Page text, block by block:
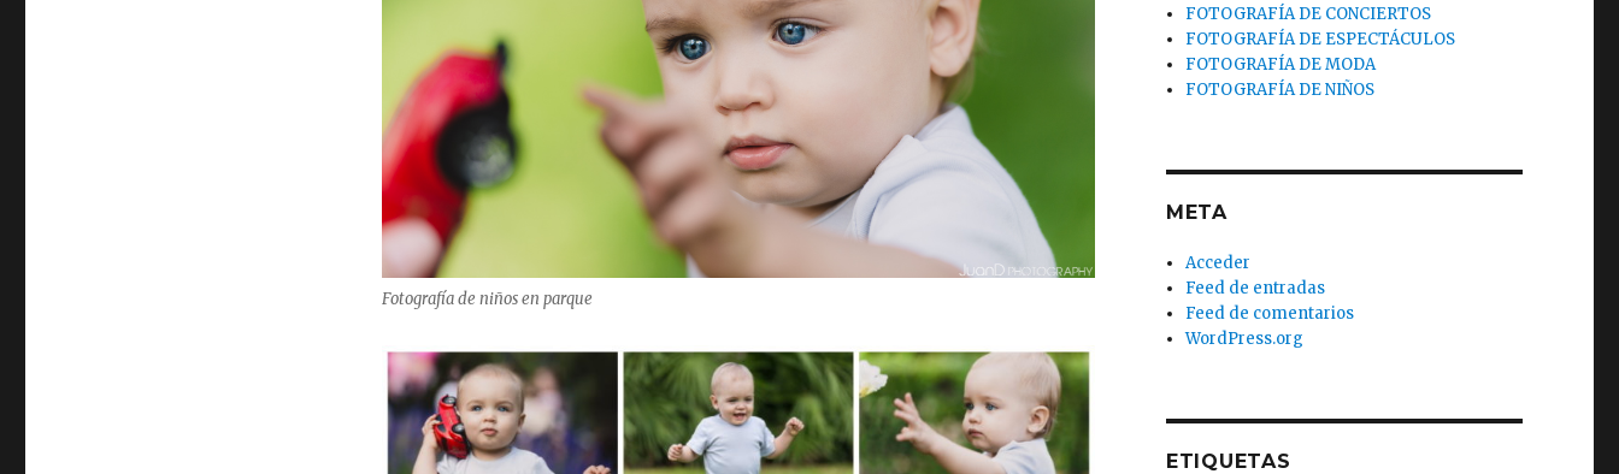
Fotografía de niños en parque
FOTOGRAFÍA DE CONCIERTOS
FOTOGRAFÍA DE ESPECTÁCULOS
FOTOGRAFÍA DE MODA
FOTOGRAFÍA DE NIÑOS
META
Acceder
Feed de entradas
Feed de comentarios
WordPress.org
ETIQUETAS